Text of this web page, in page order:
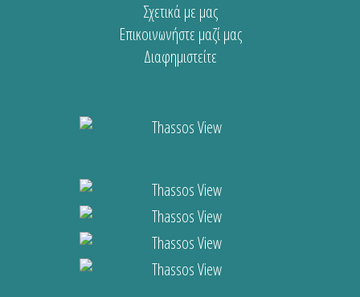
Σχετικά με μας
Επικοινωνήστε μαζί μας
Διαφημιστείτε